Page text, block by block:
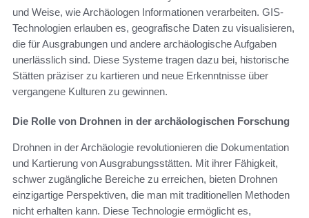
und Weise, wie Archäologen Informationen verarbeiten. GIS-
Technologien erlauben es, geografische Daten zu visualisieren,
die für Ausgrabungen und andere archäologische Aufgaben
unerlässlich sind. Diese Systeme tragen dazu bei, historische
Stätten präziser zu kartieren und neue Erkenntnisse über
vergangene Kulturen zu gewinnen.
Die Rolle von Drohnen in der archäologischen Forschung
Drohnen in der Archäologie revolutionieren die Dokumentation
und Kartierung von Ausgrabungsstätten. Mit ihrer Fähigkeit,
schwer zugängliche Bereiche zu erreichen, bieten Drohnen
einzigartige Perspektiven, die man mit traditionellen Methoden
nicht erhalten kann. Diese Technologie ermöglicht es,